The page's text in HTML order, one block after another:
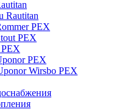
Rautitan
PEX
PEX
PEX
Wirsbo PEX